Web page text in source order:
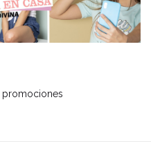
promociones